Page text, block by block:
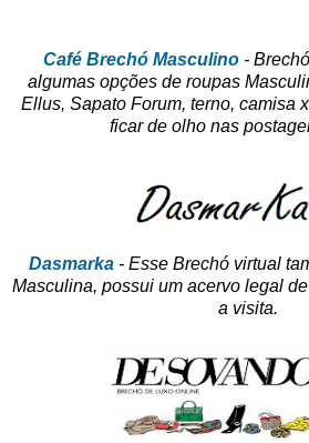
Café Brechó Masculino -
algumas opções de roupas
Ellus, Sapato Forum, terno, camisa
ficar de olho nas
Dasmarka - Esse Brechó virtual
Masculina, possui um acervo legal
a visita.